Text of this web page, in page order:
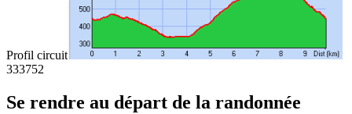
Profil circuit
333752
Se rendre au départ de la randonnée